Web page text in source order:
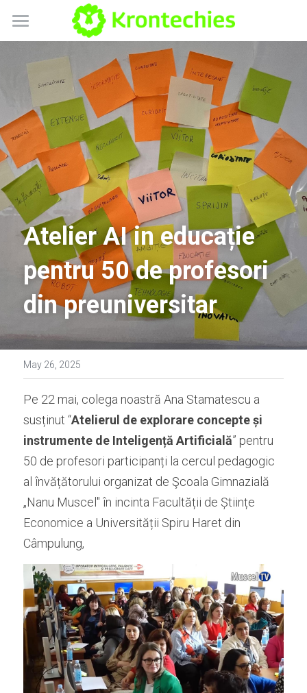
Despre noi
Blog
Playlab Romania
Scratch Tactile
Contact
Atelier AI in educație
pentru 50 de profesori
din preuniversitar
May 26, 2025
Pe 22 mai, colega noastră Ana Stamatescu a
susținut “Atelierul de explorare concepte și
instrumente de Inteligență Artificială” pentru
50 de profesori participanți la cercul pedagogic
al învățătorului organizat de Şcoala Gimnazială
„Nanu Muscel" în incinta Facultății de Științe
Economice a Universității Spiru Haret din
Câmpulung,